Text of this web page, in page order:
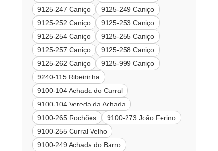
9125-247 Caniço
9125-249 Caniço
9125-252 Caniço
9125-253 Caniço
9125-254 Caniço
9125-255 Caniço
9125-257 Caniço
9125-258 Caniço
9125-262 Caniço
9125-999 Caniço
9240-115 Ribeirinha
9100-104 Achada do Curral
9100-104 Vereda da Achada
9100-265 Rochões
9100-273 João Ferino
9100-255 Curral Velho
9100-249 Achada do Barro